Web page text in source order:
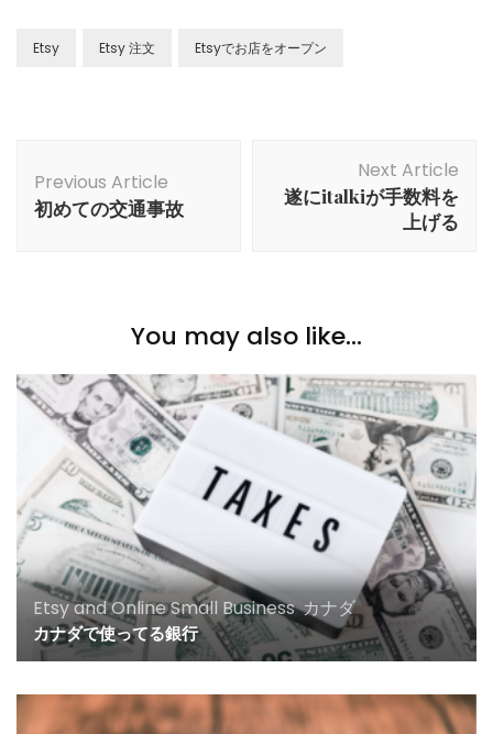
Etsy Etsy 注文 Etsyでお店をオープン
Navigation
Previous Article
初めての交通事故
Next Article
遂にitalkiが手数料を
上げる
You may also like...
Etsy and Online Small Business,カナダ
カナダで使ってる銀行